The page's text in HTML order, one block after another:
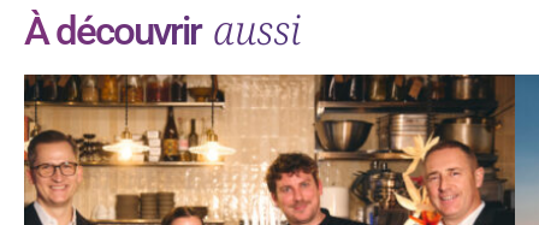
À découvrir aussi